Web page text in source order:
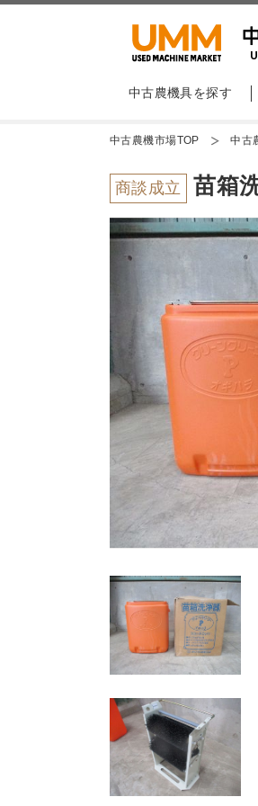
中古農機具を探す
中古農機市場TOP 中古
商談成立 苗箱